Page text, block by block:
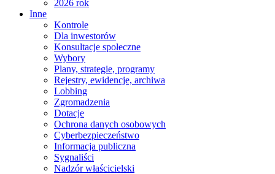
2026 rok
Inne
Kontrole
Dla inwestorów
Konsultacje społeczne
Wybory
Plany, strategie, programy
Rejestry, ewidencje, archiwa
Lobbing
Zgromadzenia
Dotacje
Ochrona danych osobowych
Cyberbezpieczeństwo
Informacja publiczna
Sygnaliści
Nadzór właścicielski